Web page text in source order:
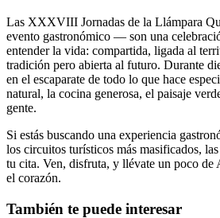
Las XXXVIII Jornadas de la Llámpara
evento gastronómico — son una
entender la vida: compartida, ligada al
tradición pero abierta al futuro. Durante
en el escaparate de todo lo que hace
natural, la cocina generosa, el paisaje
gente.
Si estás buscando una experiencia
los circuitos turísticos más masificados,
tu cita. Ven, disfruta, y llévate un poco de
el corazón.
También te puede interesar